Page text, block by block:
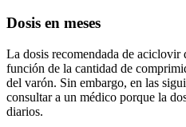
Dosis en meses
La dosis recomendada de aciclovir
función de la cantidad de
del varón. Sin embargo, en las
consultar a un médico porque la
diarios.